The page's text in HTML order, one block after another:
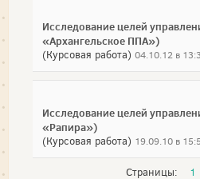
Исследование целей
«Архангельское ППА»)
(Курсовая работа) 04.10.12 в
Исследование целей
«Рапира»)
(Курсовая работа) 19.09.10 в
Страницы: 1